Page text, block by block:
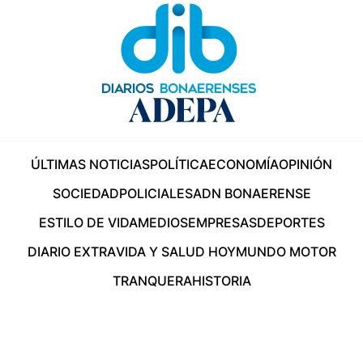
ÚLTIMAS NOTICIASPOLÍTICAECONOMÍAOPINIÓN
SOCIEDADPOLICIALESADN BONAERENSE
ESTILO DE VIDAMEDIOSEMPRESASDEPORTES
DIARIO EXTRAVIDA Y SALUD HOYMUNDO MOTOR
TRANQUERAHISTORIA